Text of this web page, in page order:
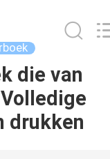
die van
drukken